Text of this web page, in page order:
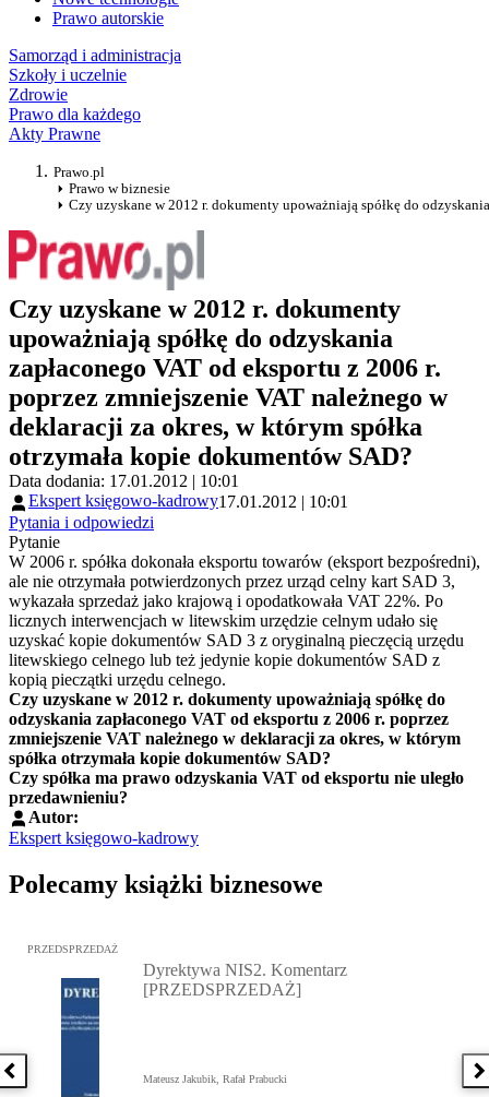
Prawo autorskie
Samorząd i administracja
Szkoły i uczelnie
Zdrowie
Prawo dla każdego
Akty Prawne
Prawo.pl
Prawo w biznesie
Czy uzyskane w 2012 r. dokumenty upoważniają spółkę do
Czy uzyskane w 2012 r. dokumenty
upoważniają spółkę do odzyskania
zapłaconego VAT od eksportu z 2006 r.
poprzez zmniejszenie VAT należnego w
deklaracji za okres, w którym spółka
otrzymała kopie dokumentów SAD?
Data dodania: 17.01.2012 | 10:01
Ekspert księgowo-kadrowy17.01.2012 | 10:01
Pytania i odpowiedzi
Pytanie
W 2006 r. spółka dokonała eksportu towarów (eksport bezpośredni),
ale nie otrzymała potwierdzonych przez urząd celny kart SAD 3,
wykazała sprzedaż jako krajową i opodatkowała VAT 22%. Po
licznych interwencjach w litewskim urzędzie celnym udało się
uzyskać kopie dokumentów SAD 3 z oryginalną pieczęcią urzędu
litewskiego celnego lub też jedynie kopie dokumentów SAD z
kopią pieczątki urzędu celnego.
Czy uzyskane w 2012 r. dokumenty upoważniają spółkę do
odzyskania zapłaconego VAT od eksportu z 2006 r. poprzez
zmniejszenie VAT należnego w deklaracji za okres, w którym
spółka otrzymała kopie dokumentów SAD?
Czy spółka ma prawo odzyskania VAT od eksportu nie uległo
przedawnieniu?
Autor:
Ekspert księgowo-kadrowy
Polecamy książki biznesowe
Poprzednia książka
Przejdź do: Dyrektywa NIS2. Komentarz [PRZEDSPRZEDAŻ],
PRZEDSPRZEDAŻ
Dyrektywa NIS2. Komentarz
[PRZEDSPRZEDAŻ]
Mateusz Jakubik, Rafał Prabucki